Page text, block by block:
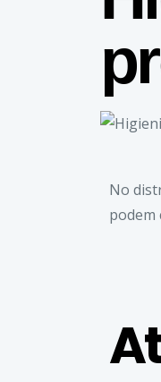
No
podem